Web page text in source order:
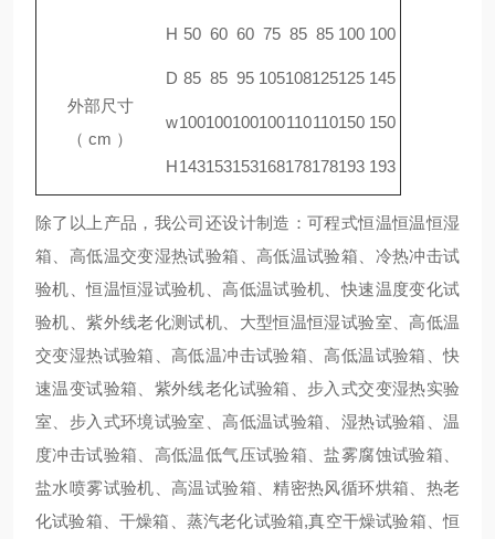
H 50 60 60 75 85 85 100 100
外部尺寸
（ cm ）
D 85 85 95 105108125125 145
w100100100100110110150 150
H143153153168178178193 193
除了以上产品，我公司还设计制造： 可程式恒温恒温恒湿
箱、高低温交变湿热试验箱、高低温试验箱、冷热冲击试
验机、恒温恒湿试验机、高低温试验机、快速温度变化试
验机、紫外线老化测试机、大型恒温恒湿试验室、高低温
交变湿热试验箱、高低温冲击试验箱、高低温试验箱、快
速温变试验箱、紫外线老化试验箱、步入式交变湿热实验
室、步入式环境试验室、高低温试验箱、湿热试验箱、温
度冲击试验箱、高低温低气压试验箱、盐雾腐蚀试验箱、
盐水喷雾试验机、高温试验箱、精密热风循环烘箱、热老
化试验箱、干燥箱、蒸汽老化试验箱,真空干燥试验箱 、恒